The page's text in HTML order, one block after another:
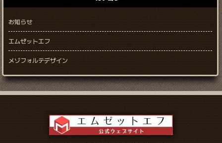
お知らせ
エムゼットエフ
メゾフォルテデザイン